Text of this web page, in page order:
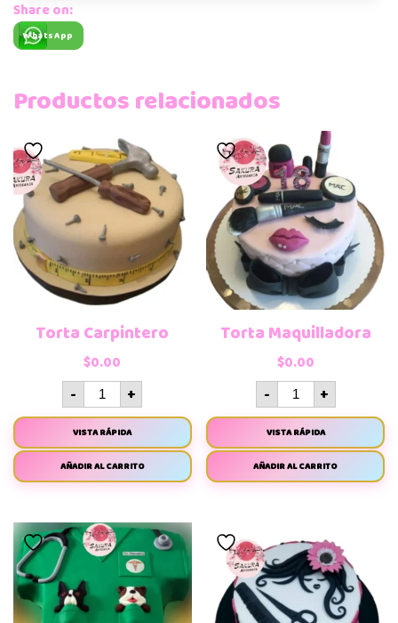
Share on:
WhatsApp
Productos relacionados
Torta Carpintero
$0.00
- +
VISTA RÁPIDA
AÑADIR AL CARRITO
Torta Maquilladora
$0.00
- +
VISTA RÁPIDA
AÑADIR AL CARRITO